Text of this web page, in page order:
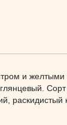
и
Сорт
раскидистый